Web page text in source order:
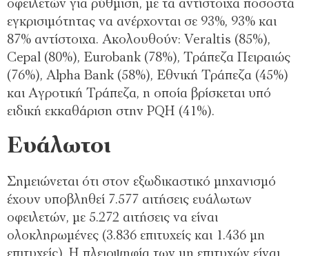
οφειλετών για ρύθμιση, με τα αντίστοιχα ποσοστά
εγκρισιμότητας να ανέρχονται σε 93%, 93% και
87% αντίστοιχα. Ακολουθούν: Veraltis (85%),
Cepal (80%), Eurobank (78%), Τράπεζα Πειραιώς
(76%), Alpha Bank (58%), Εθνική Τράπεζα (45%)
και Αγροτική Τράπεζα, η οποία βρίσκεται υπό
ειδική εκκαθάριση στην PQH (41%).
Ευάλωτοι
Σημειώνεται ότι στον εξωδικαστικό μηχανισμό
έχουν υποβληθεί 7.577 αιτήσεις ευάλωτων
οφειλετών, με 5.272 αιτήσεις να είναι
ολοκληρωμένες (3.836 επιτυχείς και 1.436 μη